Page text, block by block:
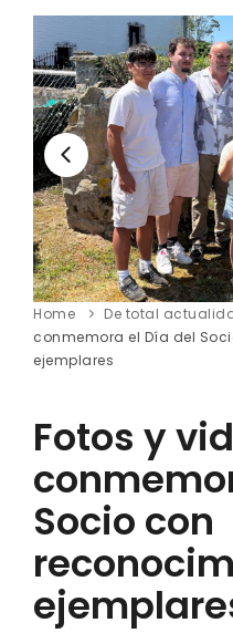
Home De total
conmemora el Día del
ejemplares
Fotos y
Socio con